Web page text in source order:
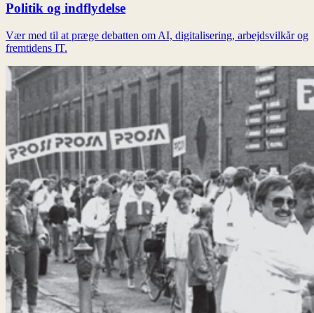
Politik og indflydelse
Vær med til at præge debatten om AI, digitalisering, arbejdsvilkår og
fremtidens IT.